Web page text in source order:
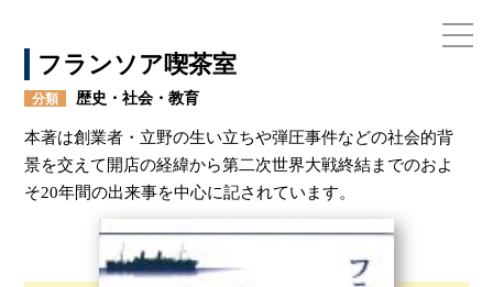
フランソア喫茶室
分類 歴史・社会・教育
本著は創業者・立野の生い立ちや弾圧事件などの社会的背
景を交えて開店の経緯から第二次世界大戦終結までのおよ
そ20年間の出来事を中心に記されています。
お電話でのお問い合わせ
075-791-6125